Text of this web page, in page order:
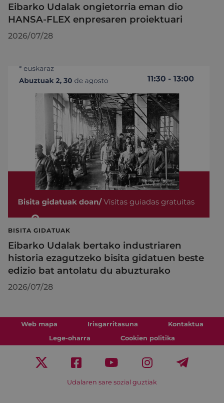
Eibarko Udalak ongietorria eman dio
HANSA-FLEX enpresaren proiektuari
2026/07/28
BISITA GIDATUAK
Eibarko Udalak bertako industriaren
historia ezagutzeko bisita gidatuen beste
edizio bat antolatu du abuzturako
2026/07/28
Web mapa Irisgarritasuna
Kontaktua
Lege-oharra
Cookien politika
Udalaren sare sozial guztiak